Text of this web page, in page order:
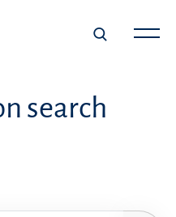
search
×